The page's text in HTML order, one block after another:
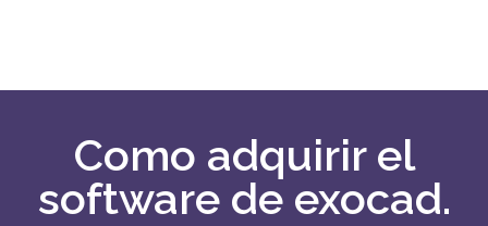
Como adquirir el
software de exocad.